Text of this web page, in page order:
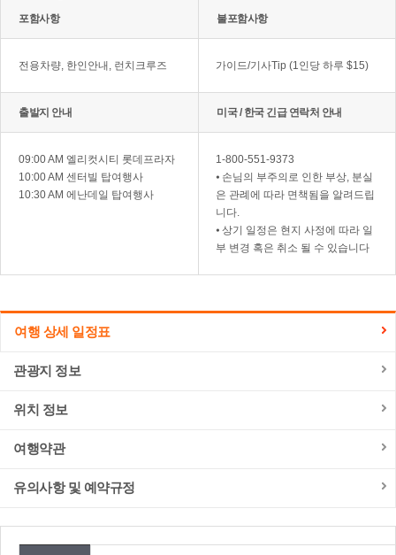
포함사항
전용차량, 한인안내, 런치크루즈
불포함사항
가이드/기사Tip (1인당 하루 $15)
출발지 안내
09:00 AM 엘리컷시티 롯데프라자
10:00 AM 센터빌 탑여행사
10:30 AM 에난데일 탑여행사
미국 / 한국 긴급 연락처 안내
1-800-551-9373
⦁ 손님의 부주의로 인한 부상, 분실
은 관례에 따라 면책됨을 알려드립
니다.
⦁ 상기 일정은 현지 사정에 따라 일
부 변경 혹은 취소 될 수 있습니다
여행 상세 일정표
관광지 정보
위치 정보
여행약관
유의사항 및 예약규정